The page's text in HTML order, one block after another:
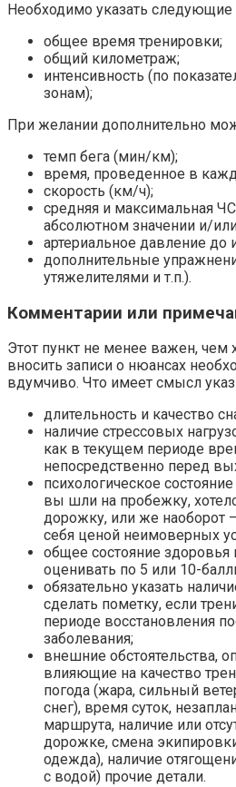
Необходимо указать следующие
общее время тренировки;
общий километраж;
интенсивность (по
зонам);
При желании дополнительно
темп бега (мин/км);
время, проведенное в
скорость (км/ч);
средняя и максимальная
абсолютном значении и/
артериальное давление до
дополнительные
утяжелителями и т.п.).
Комментарии или
Этот пункт не менее важен, чем
вносить записи о нюансах
вдумчиво. Что имеет смысл
длительность и качество
наличие стрессовых
как в текущем периоде
непосредственно перед
психологическое
вы шли на пробежку,
дорожку, или же наоборот
себя ценой неимоверных
общее состояние
оценивать по 5 или 10-
обязательно указать
сделать пометку, если
периоде восстановления
заболевания;
внешние обстоятельства,
влияющие на качество
погода (жара, сильный
снег), время суток,
маршрута, наличие или
дорожке, смена
одежда), наличие
с водой) прочие детали.